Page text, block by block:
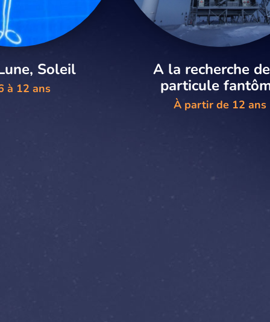
Soleil
à 12 ans
A la recherche
particule
À partir de 12 ans